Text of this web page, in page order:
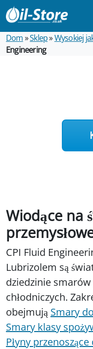
Dom»Sklep»Wysokiej
Engineering
Wiodące na
CPI Fluid
Lubrizolem są
dziedzinie
chłodniczych.
obejmują Smary
Smary klasy
Płyny przenoszące